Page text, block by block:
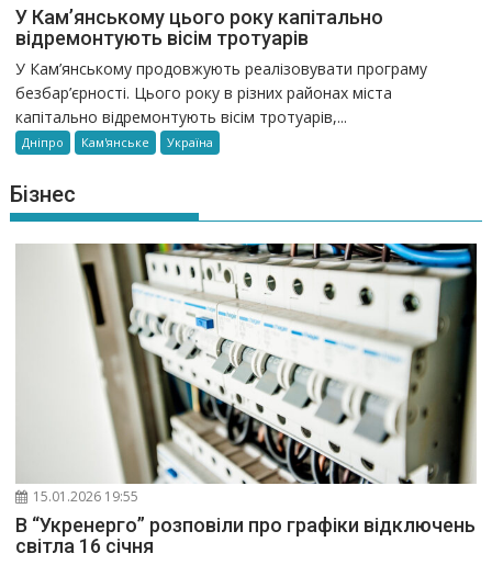
У Кам’янському цього року капітально
відремонтують вісім тротуарів
У Кам’янському продовжують реалізовувати програму
безбар’єрності. Цього року в різних районах міста
капітально відремонтують вісім тротуарів,...
Дніпро Кам'янське Україна
Бізнес
15.01.2026 19:55
В “Укренерго” розповіли про графіки відключень
світла 16 січня